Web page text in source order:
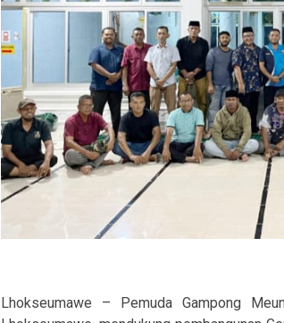
Lhokseumawe – Pemuda Gampong